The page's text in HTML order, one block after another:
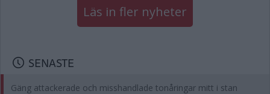
Läs in fler nyheter
SENASTE
Gäng attackerade och misshandlade tonåringar mitt i stan